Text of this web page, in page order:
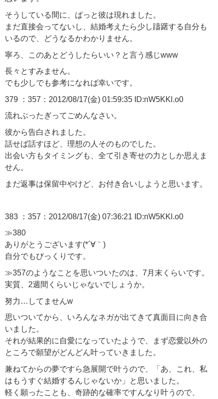
そうしている間に、ぱっと彼は現れました。
まだ直接会ってないし、結婚考えたら少し躊躇する自分も
いるので、どうなるかわかりません。
寧ろ、このあとどうしたらいい？と言う感じwww
長々とすみません。
でも少しでも参考になれば幸いです。
379 ：357：2012/08/17(金) 01:59:35 ID:nW5KKl.o0
流れぶったぎってごめんなさい。
彼から告白されました。
話せば話すほど、理想の人そのものでした。
出会い方もタイミングも、全て引き寄せの力としか思えま
せん。
まだ返事は保留中やけど、お付き合いしようと思います。
383 ：357：2012/08/17(金) 07:36:21 ID:nW5KKl.o0
≫380
ありがとうございます(*´∀｀)
自分でもびっくりです。
≫357のようなことを思いついたのは、7月末くらいです。
実質、2週間くらいじゃないでしょうか。
努力…してませんw
思いついてから、いろんなネガが出てきて真面目に向き合
いました。
それが結果的に自愛になっていたようで、まず恋愛以外の
ところで願望がどんどん叶っていきました。
兼ねてからの夢ですら急展開で叶うので、「あ、これ、私
はもうすぐ結婚するんじゃないか」と思いました。
軽く願ったことも、奇跡的な確率ですんなり叶うので、